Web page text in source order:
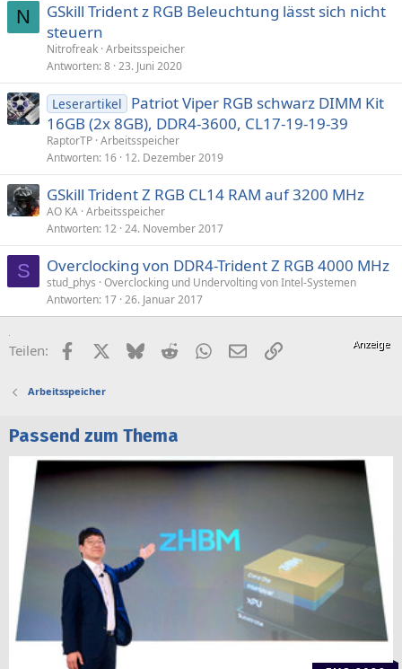
N
GSkill Trident z RGB Beleuchtung lässt sich nicht
steuern
Nitrofreak Arbeitsspeicher
Antworten 8 23. Juni 2020
Leserartikel
Patriot Viper RGB schwarz DIMM Kit
16GB (2x 8GB), DDR4-3600, CL17-19-19-39
RaptorTP Arbeitsspeicher
Antworten 16 12. Dezember 2019
GSkill Trident Z RGB CL14 RAM auf 3200 MHz
AO KA Arbeitsspeicher
Antworten 12 24. November 2017
S Overclocking von DDR4-Trident Z RGB 4000 MHz
stud_phys Overclocking und Undervolting von Intel-Systemen
Antworten 17 26. Januar 2017
Teilen: FacebookX (Twitter)
BlueskyRedditWhatsApp
E-MailLink
Arbeitsspeicher
Passend zum Thema